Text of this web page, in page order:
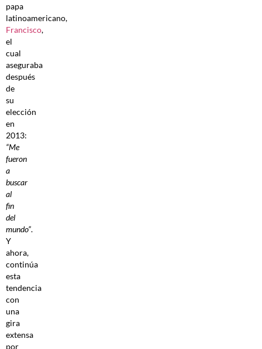
papa
latinoamericano,
Francisco,
el
cual
aseguraba
después
de
su
elección
en
2013:
“Me
fueron
a
buscar
al
fin
del
mundo”.
Y
ahora,
continúa
esta
tendencia
con
una
gira
extensa
por